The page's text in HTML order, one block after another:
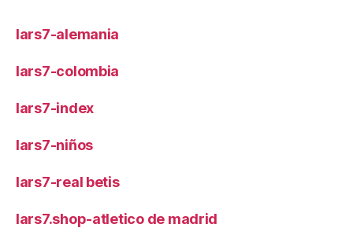
lars7-alemania
lars7-colombia
lars7-index
lars7-niños
lars7-real betis
lars7.shop-atletico de madrid